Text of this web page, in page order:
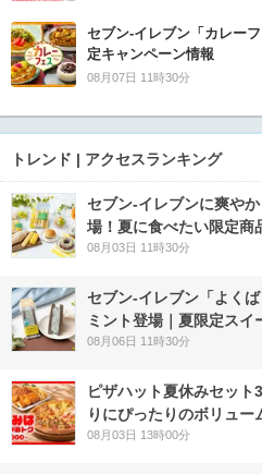
セブン‐イレブン「カレー
定キャンペーン情報
08月07日 11時30分
トレンド | アクセスランキング
セブン‐イレブンに爽や
場！夏に食べたい限定商
08月03日 11時30分
セブン‐イレブン「よく
ミント登場｜夏限定スイ
08月06日 11時30分
ピザハット夏休みセット
りにぴったりのボリュ
08月03日 13時00分